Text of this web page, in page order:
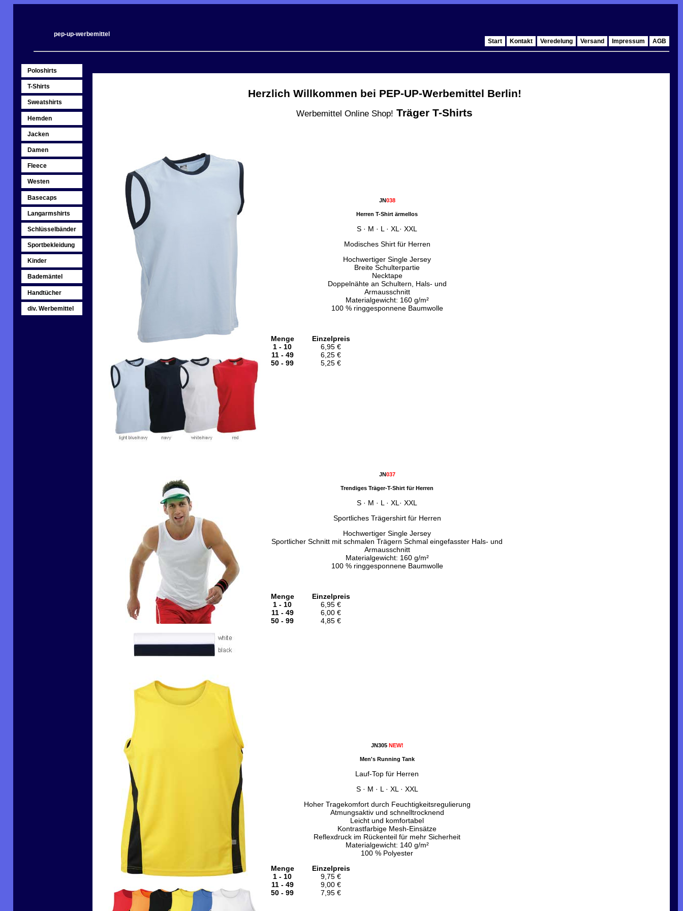
pep-up-werbemittel
Start
Kontakt Veredelung Versand Impressum AGB
Poloshirts
T-Shirts
Sweatshirts
Hemden
Jacken
Damen
Fleece
Westen
Basecaps
Langarmshirts
Schlüsselbänder
Sportbekleidung
Kinder
Bademäntel
Handtücher
div. Werbemittel
Herzlich Willkommen bei PEP-UP-Werbemittel Berlin!
Werbemittel Online Shop! Träger T-Shirts
JN038
Herren T-Shirt ärmellos
S · M · L · XL· XXL
Modisches Shirt für Herren
Hochwertiger Single Jersey
Breite Schulterpartie
Necktape
Doppelnähte an Schultern, Hals- und
Armausschnitt
Materialgewicht: 160 g/m²
100 % ringgesponnene Baumwolle
Menge
Einzelpreis
1 - 10
6,95 €
11 - 49
6,25 €
50 - 99
5,25 €
JN037
Trendiges Träger-T-Shirt für Herren
S · M · L · XL· XXL
Sportliches Trägershirt für Herren
Hochwertiger Single Jersey
Sportlicher Schnitt mit schmalen Trägern Schmal eingefasster Hals- und
Armausschnitt
Materialgewicht: 160 g/m²
100 % ringgesponnene Baumwolle
Menge
Einzelpreis
1 - 10
6,95 €
11 - 49
6,00 €
50 - 99
4,85 €
JN305 NEW!
Men's Running Tank
Lauf-Top für Herren
S · M · L · XL · XXL
Hoher Tragekomfort durch Feuchtigkeitsregulierung
Atmungsaktiv und schnelltrocknend
Leicht und komfortabel
Kontrastfarbige Mesh-Einsätze
Reflexdruck im Rückenteil für mehr Sicherheit
Materialgewicht: 140 g/m²
100 % Polyester
Menge
Einzelpreis
1 - 10
9,75 €
11 - 49
9,00 €
50 - 99
7,95 €